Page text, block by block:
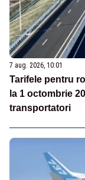
7 aug. 2026, 10:01
Tarifele pentru
la 1 octombrie
transportatori